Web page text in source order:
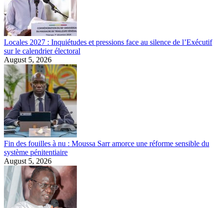
Locales 2027 : Inquiétudes et pressions face au silence de l’Exécutif
sur le calendrier électoral
August 5, 2026
Fin des fouilles à nu : Moussa Sarr amorce une réforme sensible du
système pénitentiaire
August 5, 2026